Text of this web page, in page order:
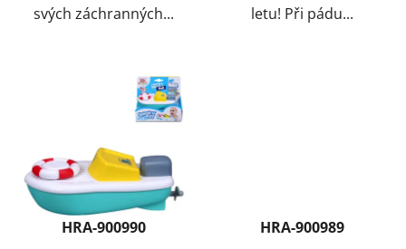
svých záchranných...
letu! Při pádu...
HRA-900990
HRA-900989